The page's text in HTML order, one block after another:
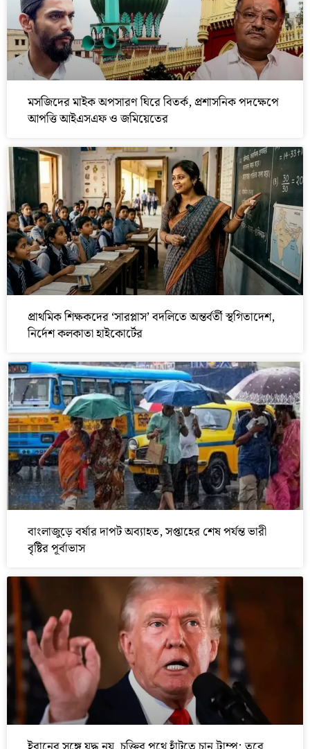
মসজিদের মাইক অপসারণ ঘিরে বিতর্ক, প্রশাসনিক পদক্ষেপে
আপত্তি আইএসএফ ও জমিয়েতের
প্রাথমিক শিক্ষকদের ‘সারপ্লাস’ বদলিতে অন্তর্বর্তী স্থগিতাদেশ,
নির্দেশ কলকাতা হাইকোর্টের
বাংলাজুড়ে বর্ষার দাপট অব্যাহত, সপ্তাহের শেষ পর্যন্ত ভারী
বৃষ্টির পূর্বাভাস